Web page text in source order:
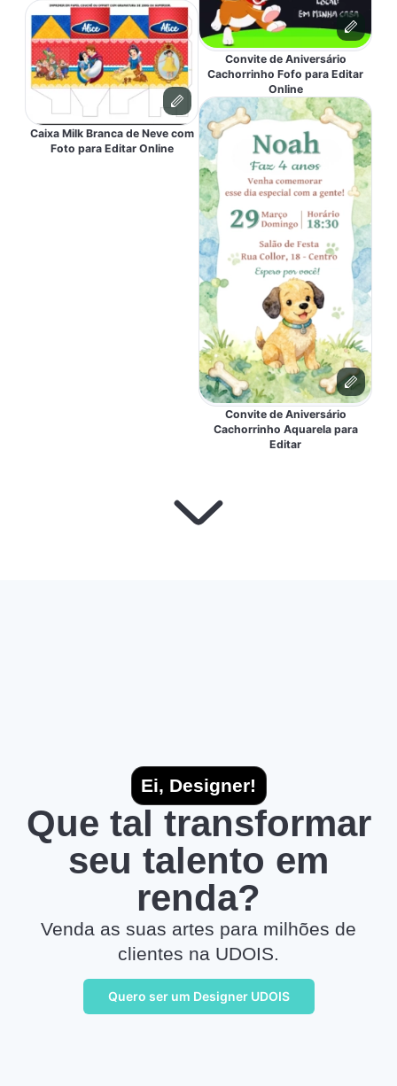
Caixa Milk Branca de Neve com
Foto para Editar Online
Convite de Aniversário
Cachorrinho Fofo para Editar
Online
Convite de Aniversário
Cachorrinho Aquarela para
Editar
Ei, Designer!
Que tal transformar
seu talento em
renda?
Venda as suas artes para milhões de
clientes na UDOIS.
Quero ser um Designer UDOIS